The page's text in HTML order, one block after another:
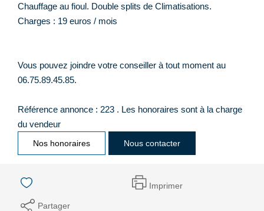
Chauffage au fioul. Double splits de Climatisations.
Charges : 19 euros / mois
Vous pouvez joindre votre conseiller à tout moment au
06.75.89.45.85.
Référence annonce : 223 . Les honoraires sont à la charge
du vendeur
Nos honoraires Nous contacter
Imprimer
Partager